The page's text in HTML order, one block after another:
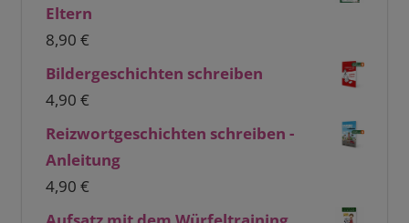
Eltern
8,90 €
Bildergeschichten schreiben
4,90 €
Reizwortgeschichten schreiben -
Anleitung
4,90 €